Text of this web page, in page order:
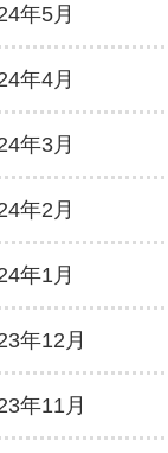
年5月
年4月
年3月
年2月
年1月
年12月
年11月